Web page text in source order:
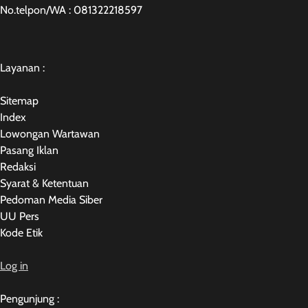
No.telpon/WA : 081322218597
Layanan :
Sitemap
Index
Lowongan Wartawan
Pasang Iklan
Redaksi
Syarat & Ketentuan
Pedoman Media Siber
UU Pers
Kode Etik
Log in
Pengunjung :